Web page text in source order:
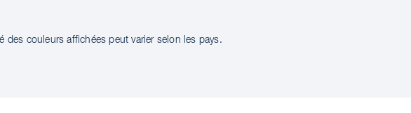
couleurs affichées peut varier selon les pays.